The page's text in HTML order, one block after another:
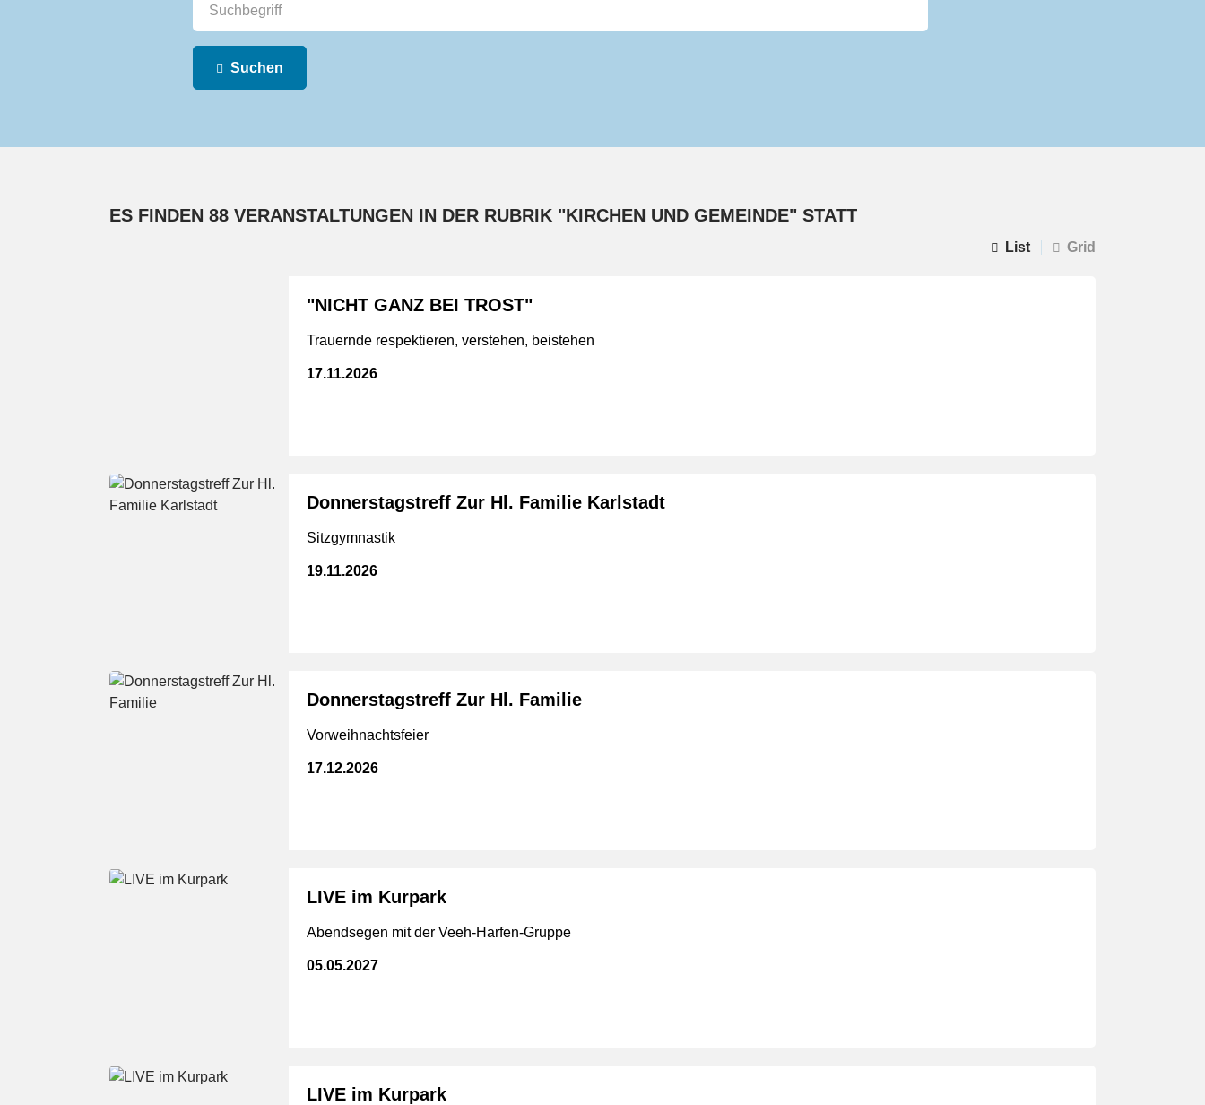
Suchen
ES FINDEN 88 VERANSTALTUNGEN IN DER RUBRIK "KIRCHEN UND GEMEINDE" STATT
List Grid
"NICHT GANZ BEI TROST"
Trauernde respektieren, verstehen, beistehen
17.11.2026
Donnerstagstreff Zur Hl. Familie Karlstadt
Sitzgymnastik
19.11.2026
Donnerstagstreff Zur Hl. Familie
Vorweihnachtsfeier
17.12.2026
LIVE im Kurpark
Abendsegen mit der Veeh-Harfen-Gruppe
05.05.2027
LIVE im Kurpark